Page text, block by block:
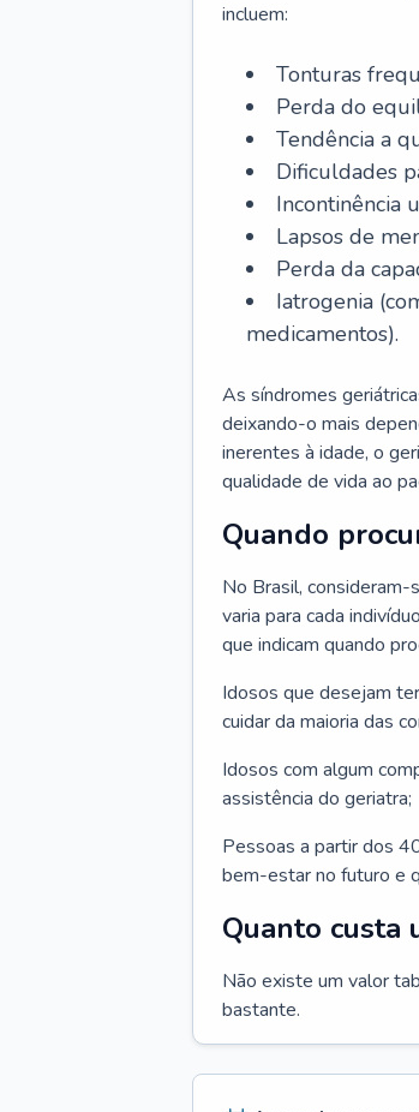
incluem:
Tonturas
Perda do
Tendência a
Dificuldades
Incontinência
Lapsos de
Perda da
Iatrogenia
medicamentos).
As síndromes
deixando-o mais
inerentes à idade, o
qualidade de vida ao
Quando
No Brasil,
varia para cada
que indicam quando
Idosos que desejam
cuidar da maioria das
Idosos com algum
assistência do geriatra;
Pessoas a partir dos
bem-estar no futuro e
Quanto custa
Não existe um valor
bastante.